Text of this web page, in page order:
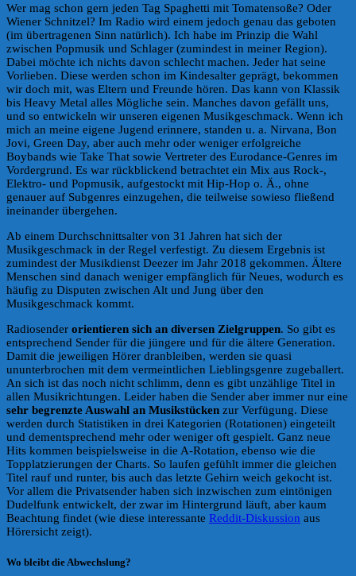
Wer mag schon gern jeden Tag Spaghetti mit Tomatensoße? Oder
Wiener Schnitzel? Im Radio wird einem jedoch genau das geboten
(im übertragenen Sinn natürlich). Ich habe im Prinzip die Wahl
zwischen Popmusik und Schlager (zumindest in meiner Region).
Dabei möchte ich nichts davon schlecht machen. Jeder hat seine
Vorlieben. Diese werden schon im Kindesalter geprägt, bekommen
wir doch mit, was Eltern und Freunde hören. Das kann von Klassik
bis Heavy Metal alles Mögliche sein. Manches davon gefällt uns,
und so entwickeln wir unseren eigenen Musikgeschmack. Wenn ich
mich an meine eigene Jugend erinnere, standen u. a. Nirvana, Bon
Jovi, Green Day, aber auch mehr oder weniger erfolgreiche
Boybands wie Take That sowie Vertreter des Eurodance-Genres im
Vordergrund. Es war rückblickend betrachtet ein Mix aus Rock-,
Elektro- und Popmusik, aufgestockt mit Hip-Hop o. Ä., ohne
genauer auf Subgenres einzugehen, die teilweise sowieso fließend
ineinander übergehen.
Ab einem Durchschnittsalter von 31 Jahren hat sich der
Musikgeschmack in der Regel verfestigt. Zu diesem Ergebnis ist
zumindest der Musikdienst Deezer im Jahr 2018 gekommen. Ältere
Menschen sind danach weniger empfänglich für Neues, wodurch es
häufig zu Disputen zwischen Alt und Jung über den
Musikgeschmack kommt.
Radiosender orientieren sich an diversen Zielgruppen. So gibt es
entsprechend Sender für die jüngere und für die ältere Generation.
Damit die jeweiligen Hörer dranbleiben, werden sie quasi
ununterbrochen mit dem vermeintlichen Lieblingsgenre zugeballert.
An sich ist das noch nicht schlimm, denn es gibt unzählige Titel in
allen Musikrichtungen. Leider haben die Sender aber immer nur eine
sehr begrenzte Auswahl an Musikstücken zur Verfügung. Diese
werden durch Statistiken in drei Kategorien (Rotationen) eingeteilt
und dementsprechend mehr oder weniger oft gespielt. Ganz neue
Hits kommen beispielsweise in die A-Rotation, ebenso wie die
Topplatzierungen der Charts. So laufen gefühlt immer die gleichen
Titel rauf und runter, bis auch das letzte Gehirn weich gekocht ist.
Vor allem die Privatsender haben sich inzwischen zum eintönigen
Dudelfunk entwickelt, der zwar im Hintergrund läuft, aber kaum
Beachtung findet (wie diese interessante Reddit-Diskussion aus
Hörersicht zeigt).
Wo bleibt die Abwechslung?